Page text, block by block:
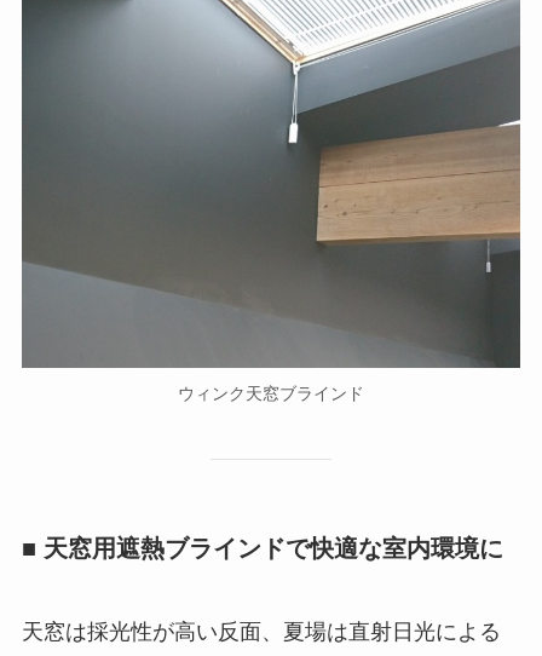
ウィンク天窓ブラインド
■ 天窓用遮熱ブラインドで快適な室内環境に
天窓は採光性が高い反面、夏場は直射日光による